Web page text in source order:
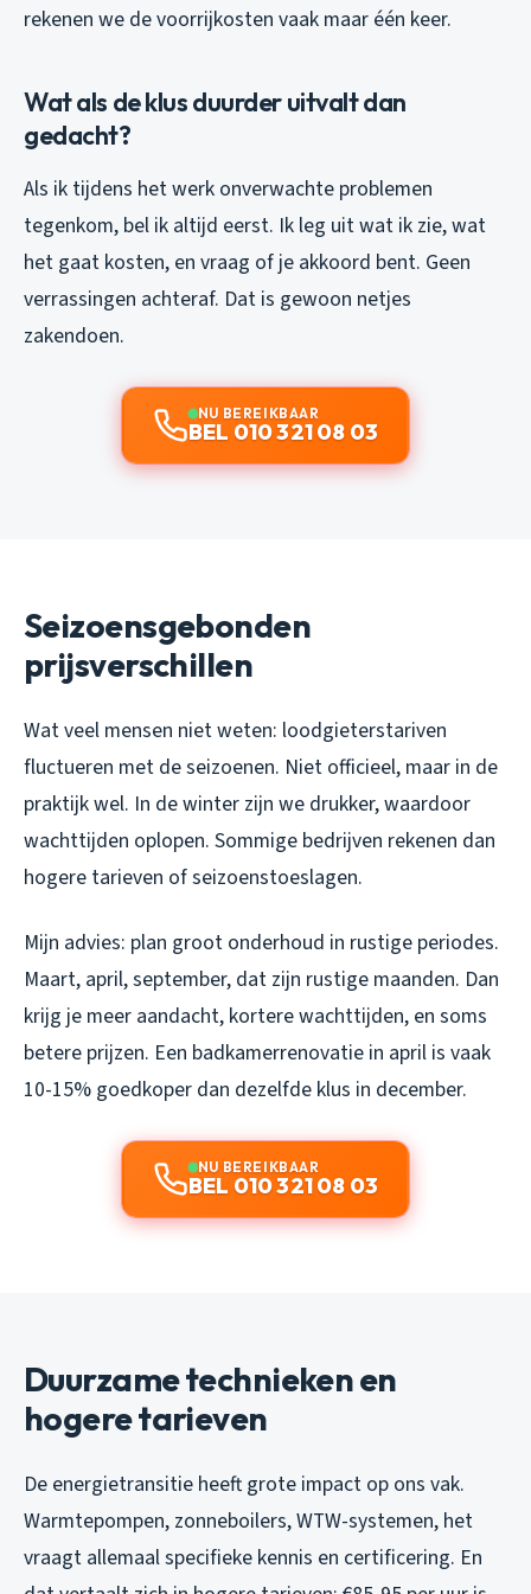
rekenen we de voorrijkosten vaak maar één keer.
Wat als de klus duurder uitvalt dan
gedacht?
Als ik tijdens het werk onverwachte problemen
tegenkom, bel ik altijd eerst. Ik leg uit wat ik zie, wat
het gaat kosten, en vraag of je akkoord bent. Geen
verrassingen achteraf. Dat is gewoon netjes
zakendoen.
NU BEREIKBAAR
BEL 010 321 08 03
Seizoensgebonden
prijsverschillen
Wat veel mensen niet weten: loodgieterstariven
fluctueren met de seizoenen. Niet officieel, maar in de
praktijk wel. In de winter zijn we drukker, waardoor
wachttijden oplopen. Sommige bedrijven rekenen dan
hogere tarieven of seizoenstoeslagen.
Mijn advies: plan groot onderhoud in rustige periodes.
Maart, april, september, dat zijn rustige maanden. Dan
krijg je meer aandacht, kortere wachttijden, en soms
betere prijzen. Een badkamerrenovatie in april is vaak
10-15% goedkoper dan dezelfde klus in december.
NU BEREIKBAAR
BEL 010 321 08 03
Duurzame technieken en
hogere tarieven
De energietransitie heeft grote impact op ons vak.
Warmtepompen, zonneboilers, WTW-systemen, het
vraagt allemaal specifieke kennis en certificering. En